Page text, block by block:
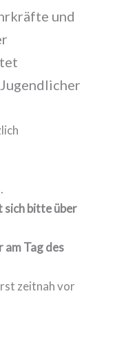
und
sich bitte über
am Tag des
zeitnah vor